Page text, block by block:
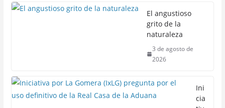
El angustioso
grito de la
naturaleza
3 de agosto de
2026
Ini
cia